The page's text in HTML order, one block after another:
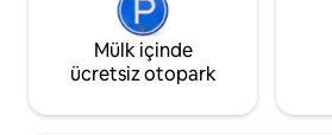
Mülk içinde
ücretsiz otopark